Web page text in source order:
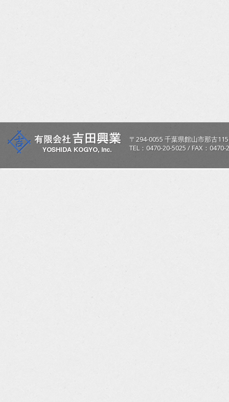
〒294-0055千葉県館山市那古
TEL： 0470-20-5025/ FAX：0470-